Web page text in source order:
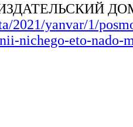
2021/yanvar/1/
nichego-eto-nado-